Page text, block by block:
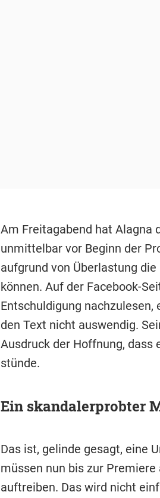
Am Freitagabend hat Alagna
unmittelbar vor Beginn der
aufgrund von Überlastung
können. Auf der Facebook-
Entschuldigung
den Text nicht auswendig.
Ausdruck der Hoffnung, dass
stünde.
Ein skandalerprobter
Das ist, gelinde gesagt, eine
müssen nun bis zur Premiere
auftreiben. Das wird nicht